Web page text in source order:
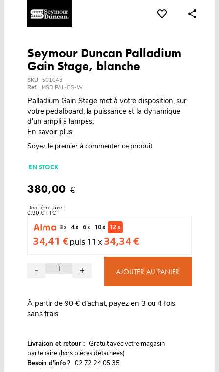
Seymour Duncan Palladium
Gain Stage, blanche
SKU
501043
Ref.
MSD PAL-GS-W
Palladium Gain Stage met à votre disposition, sur
votre pedalboard, la puissance et la dynamique
d'un ampli à lampes.
En savoir plus
Soyez le premier à commenter ce produit
EN STOCK
380,00 €
Dont éco-taxe :
0,90 € TTC
3 x
4 x 6 x 10 x 12 x
34,41 €puis 11 x 34,34 €
- + AJOUTER AU PANIER
À partir de 90 € d'achat, payez en 3 ou 4 fois
sans frais
Livraison et retour : Gratuit avec votre magasin
partenaire (hors pièces détachées)
Besoin d'info ? 02 72 24 05 35